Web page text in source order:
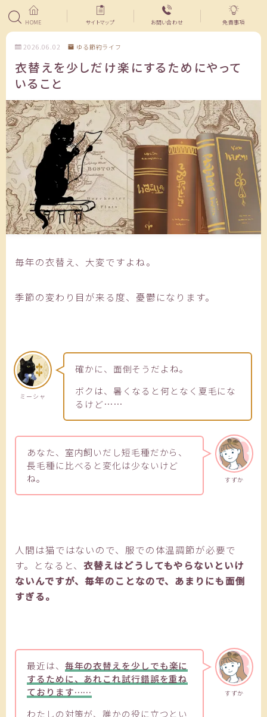
HOME サイトマップ お問い合わせ 免責事項
2026.06.02 ゆる節約ライフ
衣替えを少しだけ楽にするためにやって
いること
毎年の衣替え、大変ですよね。
季節の変わり目が来る度、憂鬱になります。
ミーシャ
確かに、面倒そうだよね。
ボクは、暑くなると何となく夏毛にな
るけど……
すずか
あなた、室内飼いだし短毛種だから、
長毛種に比べると変化は少ないけど
ね。
人間は猫ではないので、服での体温調節が必要で
す。となると、衣替えはどうしてもやらないといけ
ないんですが、毎年のことなので、あまりにも面倒
すぎる。
すずか
最近は、 毎年の衣替えを少しでも楽に
するために、あれこれ試行錯誤を重ね
ております……
わたしの対策が、誰かの役に立つとい